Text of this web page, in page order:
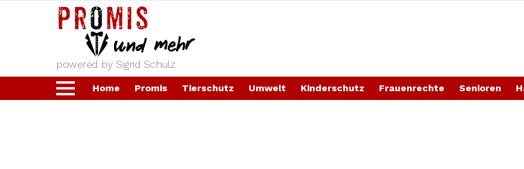
powered by Sigrid Schulz
Menu
Home Promis Tierschutz Umwelt Kinderschutz Frauenrechte Senioren